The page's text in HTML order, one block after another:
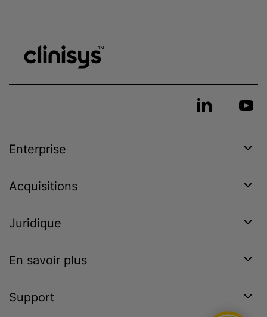
Enterprise
Acquisitions
Juridique
En savoir plus
Support